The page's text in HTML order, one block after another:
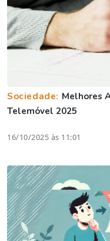
Sociedade: Melhores
Telemóvel 2025
16/10/2025 às 11:01